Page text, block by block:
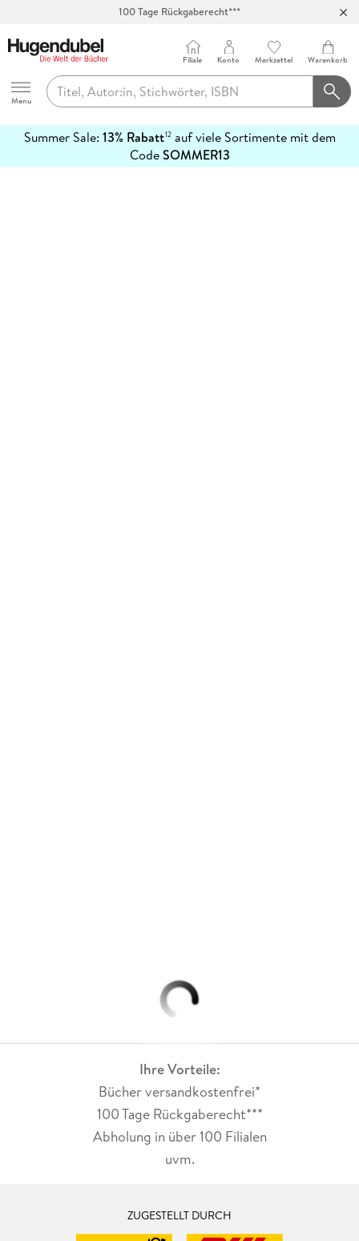
100 Tage Rückgaberecht***
Hugendubel
Menu
Filiale Konto Merkzettel Warenkorb
Summer Sale: 13% Rabatt12auf viele Sortimente mit dem
CodeSOMMER13
erfahren
Ihre Vorteile:
Bücher versandkostenfrei*
100 Tage Rückgaberecht***
Abholung in über 100 Filialen
uvm.
ZUGESTELLT DURCH